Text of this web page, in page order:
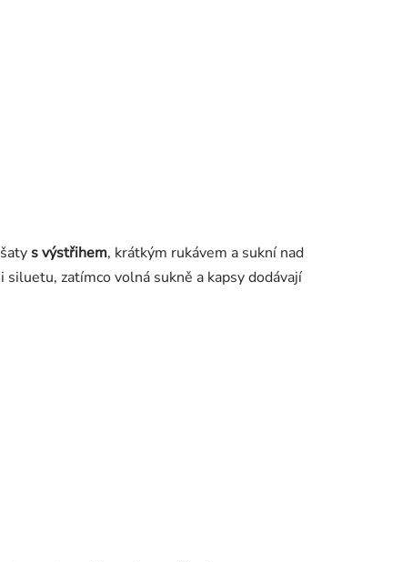
s výstřihem, krátkým rukávem a sukní nad
zatímco volná sukně a kapsy dodávají